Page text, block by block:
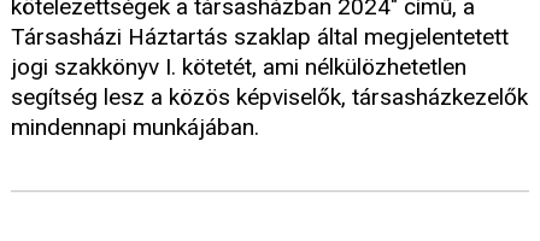
kötelezettségek a társasházban 2024" című, a
Társasházi Háztartás szaklap által megjelentetett
jogi szakkönyv I. kötetét, ami nélkülözhetetlen
segítség lesz a közös képviselők, társasházkezelők
mindennapi munkájában.